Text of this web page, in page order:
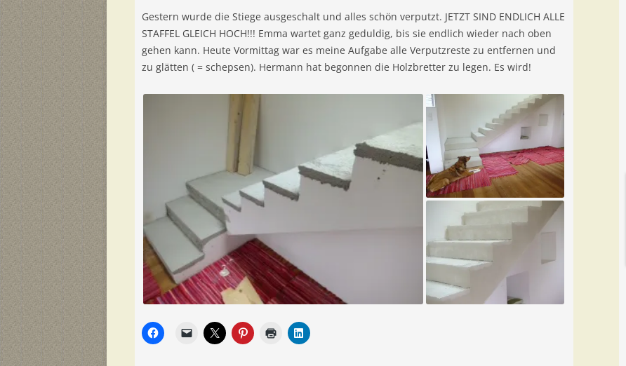
Gestern wurde die Stiege ausgeschalt und alles schön verputzt. JETZT SIND ENDLICH ALLE
STAFFEL GLEICH HOCH!!! Emma wartet ganz geduldig, bis sie endlich wieder nach oben
gehen kann. Heute Vormittag war es meine Aufgabe alle Verputzreste zu entfernen und
zu glätten ( = schepsen). Hermann hat begonnen die Holzbretter zu legen. Es wird!